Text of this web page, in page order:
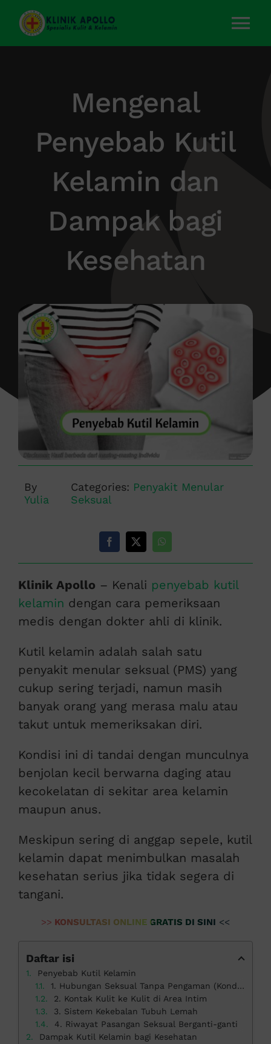
Skip
content
Tentang Kami
Kontak Kami
Mengenal
Penyebab Kutil
Kelamin dan
Dampak bagi
Kesehatan
By
Yulia
Categories: Penyakit Menular
Seksual
Klinik Apollo – Kenali penyebab kutil
kelamin dengan cara pemeriksaan
medis dengan dokter ahli di klinik.
Kutil kelamin adalah salah satu
penyakit menular seksual (PMS) yang
cukup sering terjadi, namun masih
banyak orang yang merasa malu atau
takut untuk memeriksakan diri.
Kondisi ini di tandai dengan munculnya
benjolan kecil berwarna daging atau
kecokelatan di sekitar area kelamin
maupun anus.
Meskipun sering di anggap sepele, kutil
kelamin dapat menimbulkan masalah
kesehatan serius jika tidak segera di
tangani.
>> KONSULTASI ONLINE GRATIS DI SINI <<
Daftar isi
Penyebab Kutil Kelamin
1. Hubungan Seksual Tanpa Pengaman (Kondom atau Pelindung)
2. Kontak Kulit ke Kulit di Area Intim
3. Sistem Kekebalan Tubuh Lemah
4. Riwayat Pasangan Seksual Berganti-ganti
Dampak Kutil Kelamin bagi Kesehatan